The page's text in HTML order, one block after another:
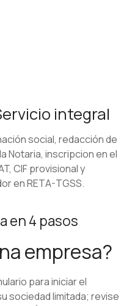
integral
social, redacción de
Notaria, inscripcion en el
CIF provisional y
en RETA-TGSS.
en 4 pasos
empresa?
para iniciar el
sociedad limitada; revise